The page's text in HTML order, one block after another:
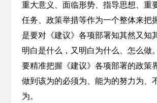
重大意义、面临形势、指导思想、重
任务、政策举措等作为一个整体来把
是要对《建议》各项部署知其然又知
明白是什么，又明白为什么、怎么做
要精准把握《建议》各项部署的政策
做到该为的必须为、能为的努力为、
为。